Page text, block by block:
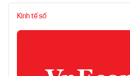
Kinh tế số